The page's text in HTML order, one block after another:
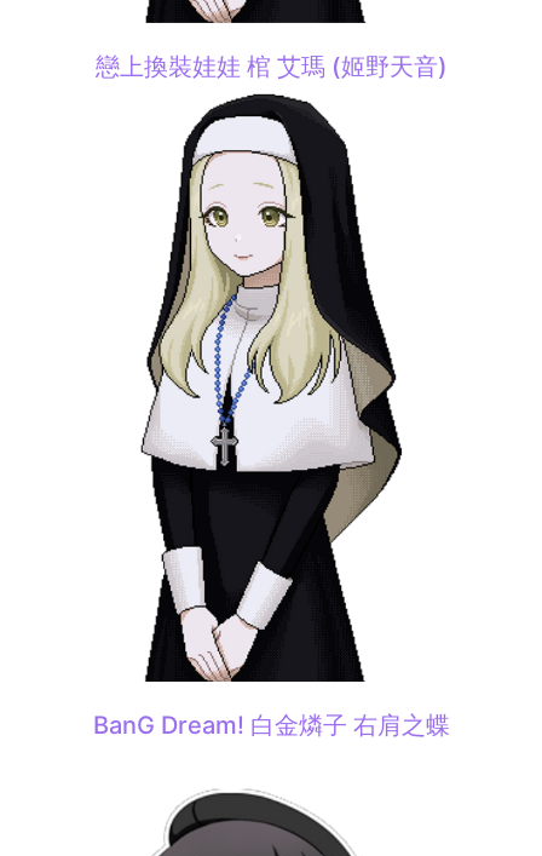
戀上換裝娃娃 棺 艾瑪 (姬野天音)
BanG Dream! 白金燐子 右肩之蝶